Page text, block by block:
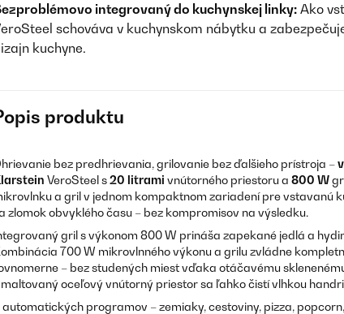
integrovaný do kuchynskej linky: Ako
schováva v kuchynskom nábytku a
kuchyne.
produktu
bez predhrievania, grilovanie bez ďalšieho prístroja –
VeroSteel s20 litrami vnútorného priestoru a 800 W
a gril v jednom kompaktnom zariadení pre vstavanú
zlomok obvyklého času – bez kompromisov na výsledku.
gril s výkonom 800 W prináša zapekané jedlá a
700 W mikrovlnného výkonu a grilu zvládne
– bez studených miest vďaka otáčavému
oceľový vnútorný priestor sa ľahko čistí vlhkou
automatických programov – zemiaky, cestoviny, pizza,